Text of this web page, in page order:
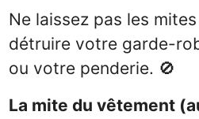
Ne laissez pas les
détruire votre garde-
ou votre penderie. 🚫
La mite du vêtement